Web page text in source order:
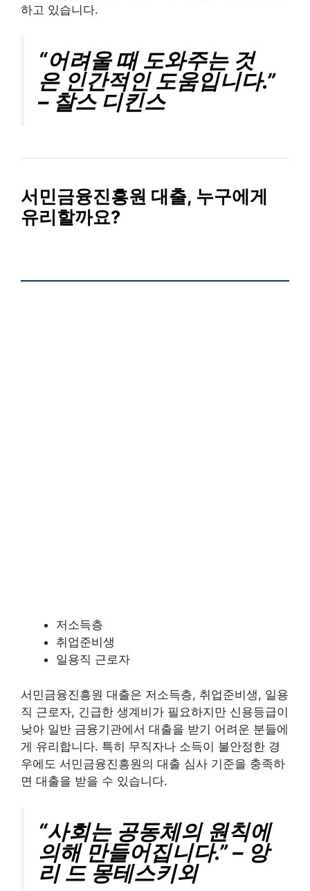
하고 있습니다.
“어려울 때 도와주는 것
은 인간적인 도움입니다.”
– 찰스 디킨스
서민금융진흥원 대출, 누구에게
유리할까요?
저소득층
취업준비생
일용직 근로자
서민금융진흥원 대출은 저소득층, 취업준비생, 일용
직 근로자, 긴급한 생계비가 필요하지만 신용등급이
낮아 일반 금융기관에서 대출을 받기 어려운 분들에
게 유리합니다. 특히 무직자나 소득이 불안정한 경
우에도 서민금융진흥원의 대출 심사 기준을 충족하
면 대출을 받을 수 있습니다.
“사회는 공동체의 원칙에
의해 만들어집니다.” – 앙
리 드 몽테스키외